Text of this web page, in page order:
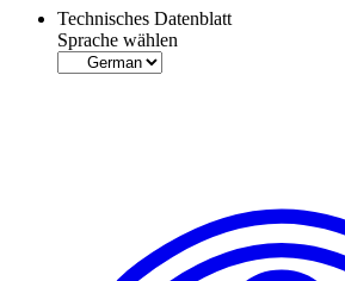
Technisches Datenblatt
Sprache wählen